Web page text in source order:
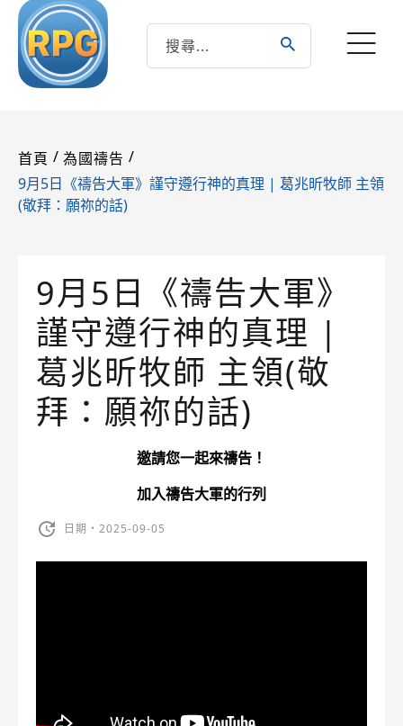
首頁 / 為國禱告 /
9月5日《禱告大軍》謹守遵行神的真理 | 葛兆昕牧師 主領
(敬拜：願祢的話)
9月5日《禱告大軍》
謹守遵行神的真理 |
葛兆昕牧師 主領(敬
拜：願祢的話)
邀請您一起來禱告！
加入禱告大軍的行列
日期・2025-09-05